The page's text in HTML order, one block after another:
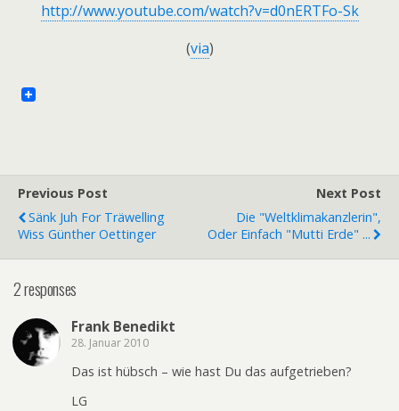
http://www.youtube.com/watch?v=d0nERTFo-Sk
(via)
Previous Post
Sänk Juh For Träwelling
Wiss Günther Oettinger
Next Post
Die "Weltklimakanzlerin",
Oder Einfach "Mutti Erde" ...
2 responses
Frank Benedikt
28. Januar 2010
Das ist hübsch – wie hast Du das aufgetrieben?
LG